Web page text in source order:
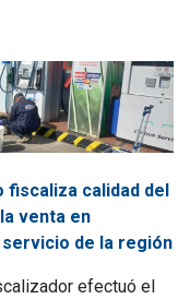
fiscaliza calidad del
venta en
de la región
efectuó el